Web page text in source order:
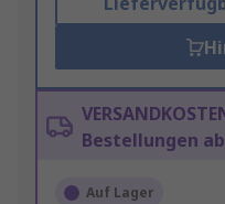
Bestellungen
Auf Lager